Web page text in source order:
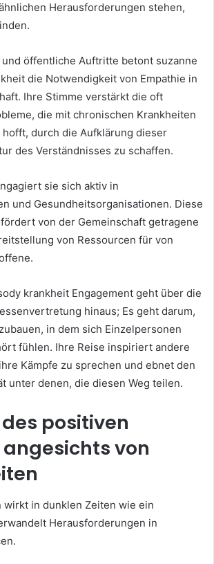
Herausforderungen stehen,
öffentliche Auftritte betont suzanne
die Notwendigkeit von Empathie in
Ihre Stimme verstärkt die oft
die mit chronischen Krankheiten
durch die Aufklärung dieser
des Verständnisses zu schaffen.
sie sich aktiv in
und Gesundheitsorganisationen. Diese
von der Gemeinschaft getragene
von Ressourcen für von
krankheit Engagement geht über die
hinaus; Es geht darum,
in dem sich Einzelpersonen
fühlen. Ihre Reise inspiriert andere
Kämpfe zu sprechen und ebnet den
unter denen, die diesen Weg teilen.
positiven
angesichts von
wirkt in dunklen Zeiten wie ein
Herausforderungen in